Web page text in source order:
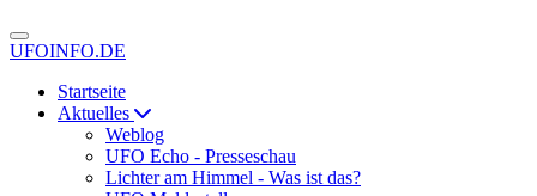
UFOINFO.DE
Startseite
Aktuelles
Weblog
UFO Echo - Presseschau
Lichter am Himmel - Was ist das?